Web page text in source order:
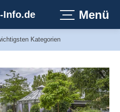
Info.de Menü
Kategorien